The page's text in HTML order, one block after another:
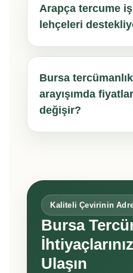
Arapça tercume
lehçeleri
Bursa
arayışımda
değişir?
Kaliteli Çevirinin
Bursa
Ulaşın